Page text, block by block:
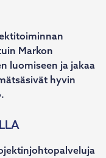
Markon
luomiseen ja jakaa
hyvin